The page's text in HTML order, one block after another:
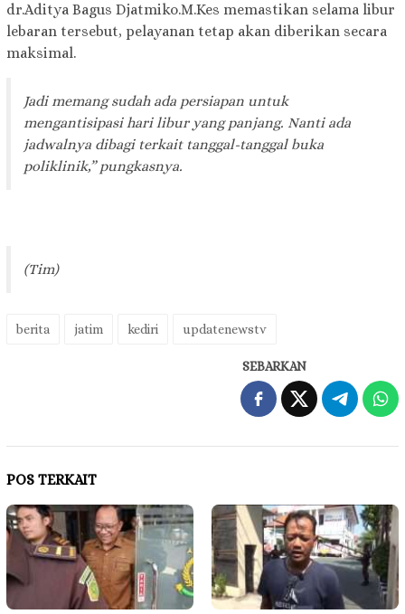
dr.Aditya Bagus Djatmiko.M.Kes memastikan selama libur
lebaran tersebut, pelayanan tetap akan diberikan secara
maksimal.
Jadi memang sudah ada persiapan untuk
mengantisipasi hari libur yang panjang. Nanti ada
jadwalnya dibagi terkait tanggal-tanggal buka
poliklinik,” pungkasnya.
(Tim)
berita jatim kediri updatenewstv
SEBARKAN
POS TERKAIT